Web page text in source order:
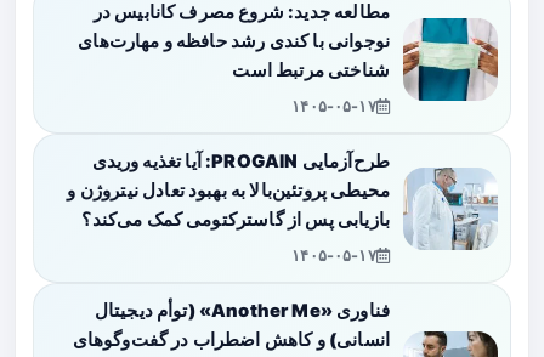
مطالعه جدید: شروع مصرف کانابیس در
نوجوانی با کندی رشد حافظه و مهارت‌های
شناختی مرتبط است
۱۴۰۵-۰۵-۱۷
طرح‌آزمایی PROGAIN: آیا تغذیه وریدی
محیطی پروتئین‌بالا به بهبود تعادل نیتروژن و
بازیابی پس از گاسترکتومی کمک می‌کند؟
۱۴۰۵-۰۵-۱۷
فناوری «Another Me» (توأم دیجیتال
انسانی) و کاهش اضطراب در گفت‌وگوهای